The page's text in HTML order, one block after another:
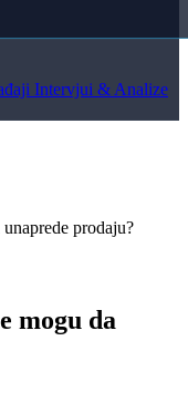
Intervjui & Analize
prodaju?
mogu da